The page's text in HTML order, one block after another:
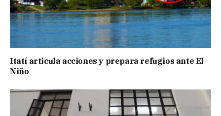
Itatí articula acciones y prepara refugios ante El
Niño